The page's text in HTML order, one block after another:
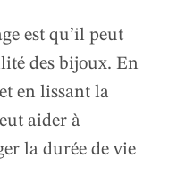
est qu’il peut
des bijoux. En
en lissant la
aider à
la durée de vie